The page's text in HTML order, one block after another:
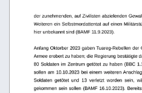
der zunehmenden, auf Zivilisten abzielenden
Weiteren ein Selbstmordattentat auf einen
hier unbekannt sind (BAMF 11.9.2023).
Anfang Oktorber 2023 gaben Tuareg-Rebellen
Armee erobert zu haben; die Regierung bestätigte
80 Soldaten im Zentrum getötet zu haben (BBC
sollen am 10.10.2023 bei einem weiteren
Soldaten   getötet   und   13   verletzt   worden   sein,
gekommen sein sollen (BAMF 16.10.2023).